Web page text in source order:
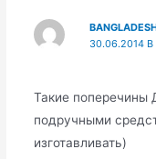
30.06.2014 В
Такие поперечины
подручными
изготавливать)